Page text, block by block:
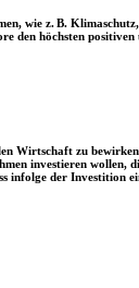
wie z. B.
höchsten
zu
investieren wollen,
der Investition